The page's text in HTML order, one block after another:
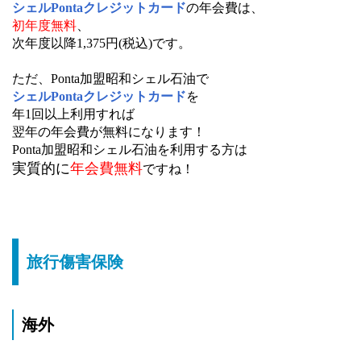
シェルPontaクレジットカードの年会費は、
初年度無料
次年度以降1,375円(税込)です。
ただ、Ponta加盟昭和シェル石油で
シェルPontaクレジットカードを
年1回以上利用すれば
翌年の年会費が無料になります！
Ponta加盟昭和シェル石油を利用する方は
実質的に年会費無料ですね！
旅行傷害保険
海外